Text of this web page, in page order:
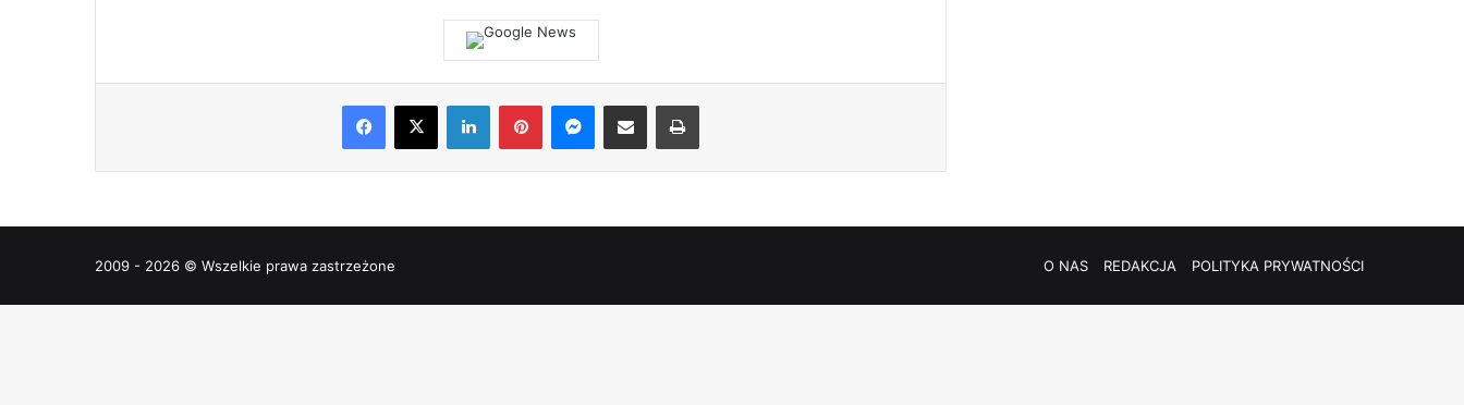
Facebook
X LinkedInPinterestMessenger
Share via Email Print
2009 - 2026 © Wszelkie prawa zastrzeżone O NAS REDAKCJA POLITYKA PRYWATNOŚCI